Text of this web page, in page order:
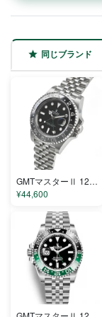
同じブランド
GMTマスターⅡ 126710GRNR コピー
¥44,600